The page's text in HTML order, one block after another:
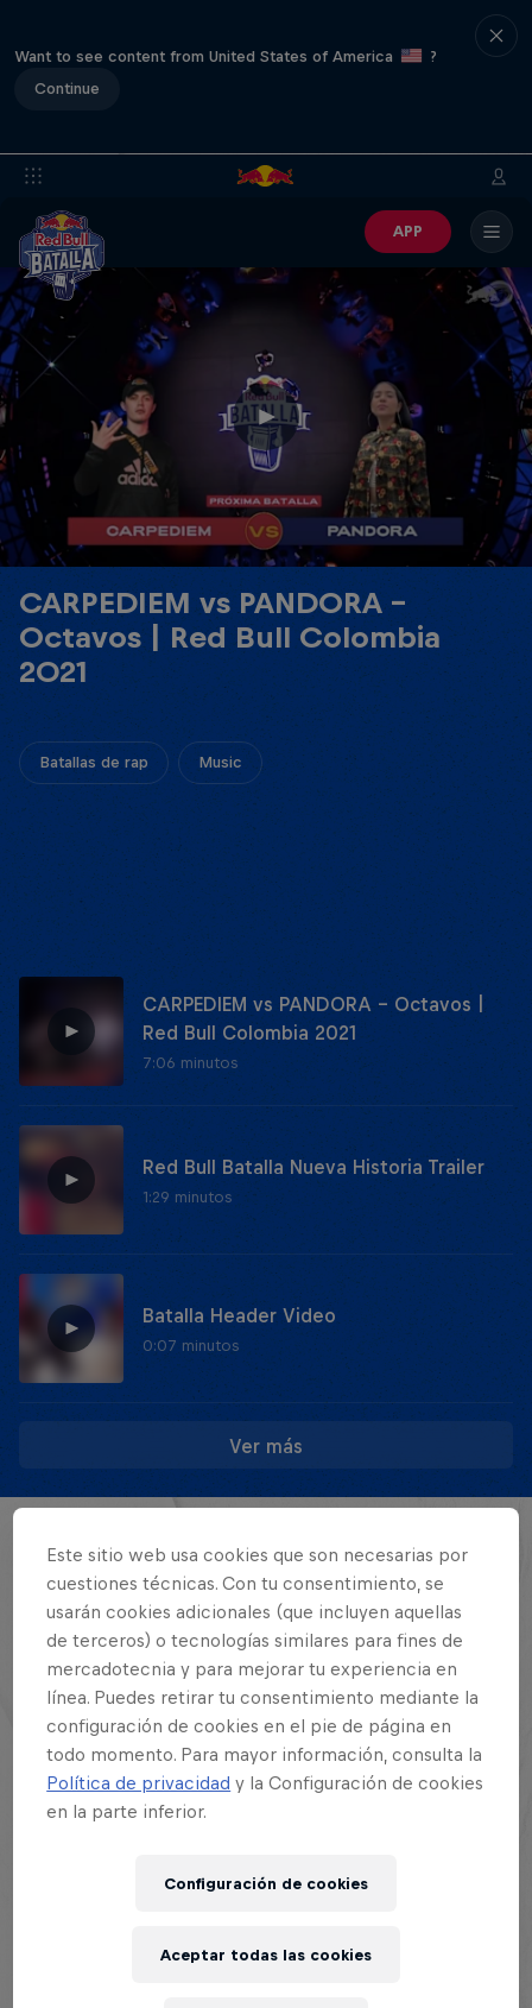
Want to see content from United States of America
?
Continue
APP
CARPEDIEM vs PANDORA -
Octavos | Red Bull Colombia
2021
Batallas de rap Music
CARPEDIEM vs PANDORA - Octavos |
Red Bull Colombia 2021
7:06 minutos
Red Bull Batalla Nueva Historia Trailer
1:29 minutos
Batalla Header Video
0:07 minutos
Ver más
EVENTOS
Red Bull Batalla Final Torneo de
Este sitio web usa cookies que son necesarias por
cuestiones técnicas. Con tu consentimiento, se
usarán cookies adicionales (que incluyen aquellas
de terceros) o tecnologías similares para fines de
mercadotecnia y para mejorar tu experiencia en
línea. Puedes retirar tu consentimiento mediante la
configuración de cookies en el pie de página en
todo momento. Para mayor información, consulta la
Política de privacidad y la Configuración de cookies
en la parte inferior.
Configuración de cookies
Aceptar todas las cookies